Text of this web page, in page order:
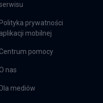
Polityka prywatności
aplikacji mobilnej
Centrum pomocy
O nas
Dla mediów